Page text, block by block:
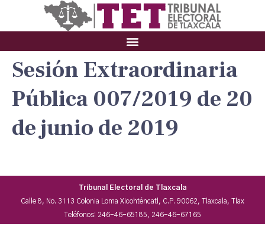
Sesión Extraordinaria
Pública 007/2019 de 20
de junio de 2019
Tribunal Electoral de Tlaxcala
Calle 8, No. 3113 Colonia Loma Xicohténcatl, C.P. 90062, Tlaxcala, Tlax
Teléfonos: 246-46-65185, 246-46-67165